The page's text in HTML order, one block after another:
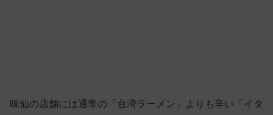
味仙の店舗には通常の「台湾ラーメン」よりも辛い「イタ